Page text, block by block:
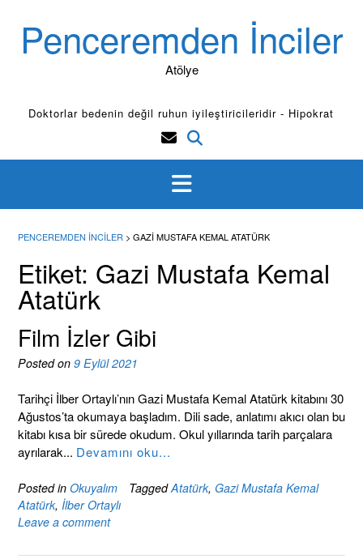
Penceremden İnciler
Atölye
Doktorlar bedenin değil ruhun iyileştiricileridir - Hipokrat
PENCEREMDEN İNCILER > GAZI MUSTAFA KEMAL ATATÜRK
Etiket: Gazi Mustafa Kemal
Atatürk
Film İzler Gibi
Posted on 9 Eylül 2021
Tarihçi İlber Ortaylı’nın Gazi Mustafa Kemal Atatürk kitabını 30
Ağustos’ta okumaya başladım. Dili sade, anlatımı akıcı olan bu
kitabı kısa bir sürede okudum. Okul yıllarında tarih parçalara
ayrılarak... Devamını oku...
Posted in Okuyalım TaggedAtatürk, Gazi Mustafa Kemal
Atatürk, İlber Ortaylı
Leave a comment